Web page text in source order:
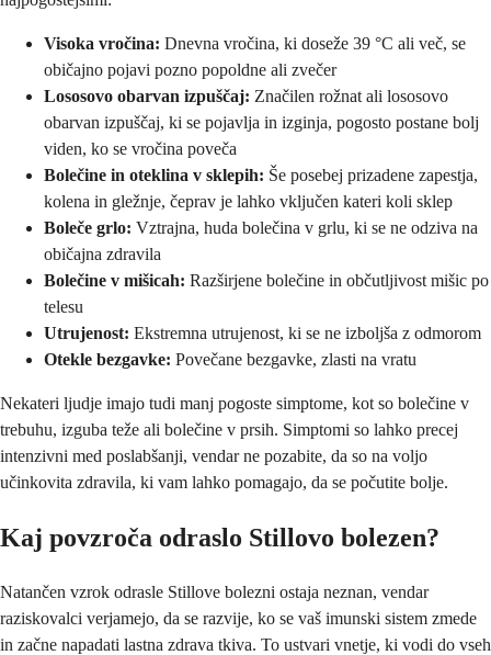
Visoka vročina: Dnevna vročina, ki doseže 39 °C ali več, se
običajno pojavi pozno popoldne ali zvečer
Lososovo obarvan izpuščaj: Značilen rožnat ali lososovo
obarvan izpuščaj, ki se pojavlja in izginja, pogosto postane bolj
viden, ko se vročina poveča
Bolečine in oteklina v sklepih: Še posebej prizadene zapestja,
kolena in gležnje, čeprav je lahko vključen kateri koli sklep
Boleče grlo: Vztrajna, huda bolečina v grlu, ki se ne odziva na
običajna zdravila
Bolečine v mišicah: Razširjene bolečine in občutljivost mišic po
telesu
Utrujenost: Ekstremna utrujenost, ki se ne izboljša z odmorom
Otekle bezgavke: Povečane bezgavke, zlasti na vratu
Nekateri ljudje imajo tudi manj pogoste simptome, kot so bolečine v
trebuhu, izguba teže ali bolečine v prsih. Simptomi so lahko precej
intenzivni med poslabšanji, vendar ne pozabite, da so na voljo
učinkovita zdravila, ki vam lahko pomagajo, da se počutite bolje.
Kaj povzroča odraslo Stillovo bolezen?
Natančen vzrok odrasle Stillove bolezni ostaja neznan, vendar
raziskovalci verjamejo, da se razvije, ko se vaš imunski sistem zmede
in začne napadati lastna zdrava tkiva. To ustvari vnetje, ki vodi do vseh